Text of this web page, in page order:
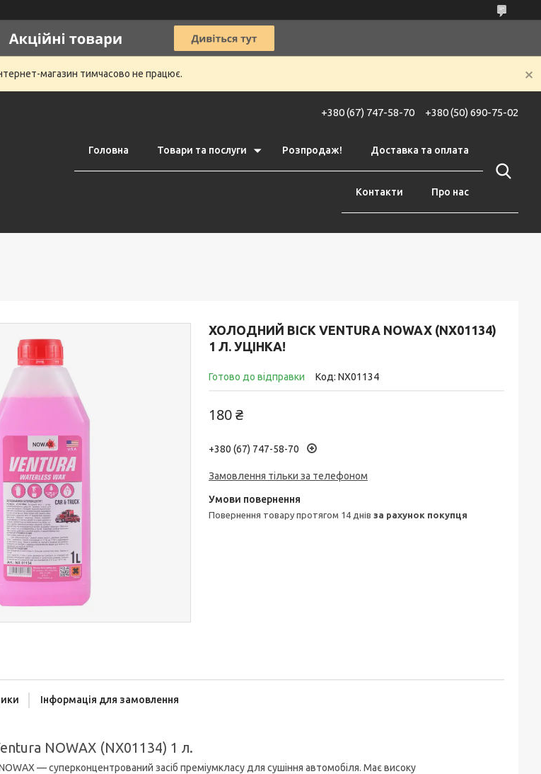
магазин тимчасово не працює.
+380 (67) 747-58-70 +380 (50) 690-75-02
Головна Товари та послуги Розпродаж! Доставка та оплата
Контакти Про нас
ХОЛОДНИЙ ВІСК VENTURA NOWAX (NX01134)
1 Л. УЦІНКА!
Готово до відправки Код: NX01134
180 ₴
+380 (67) 747-58-70
Замовлення тільки за телефоном
повернення товару протягом 14 днів за рахунок покупця
Інформація для замовлення
NOWAX (NX01134) 1 л.
— суперконцентрований засіб преміумкласу для сушіння автомобіля. Має високу